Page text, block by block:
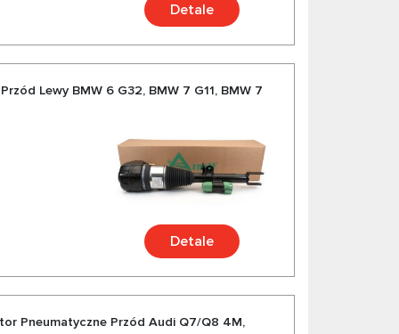
Detale
Lewy BMW 6 G32, BMW 7 G11, BMW 7
Detale
Pneumatyczne Przód Audi Q7/Q8 4M,